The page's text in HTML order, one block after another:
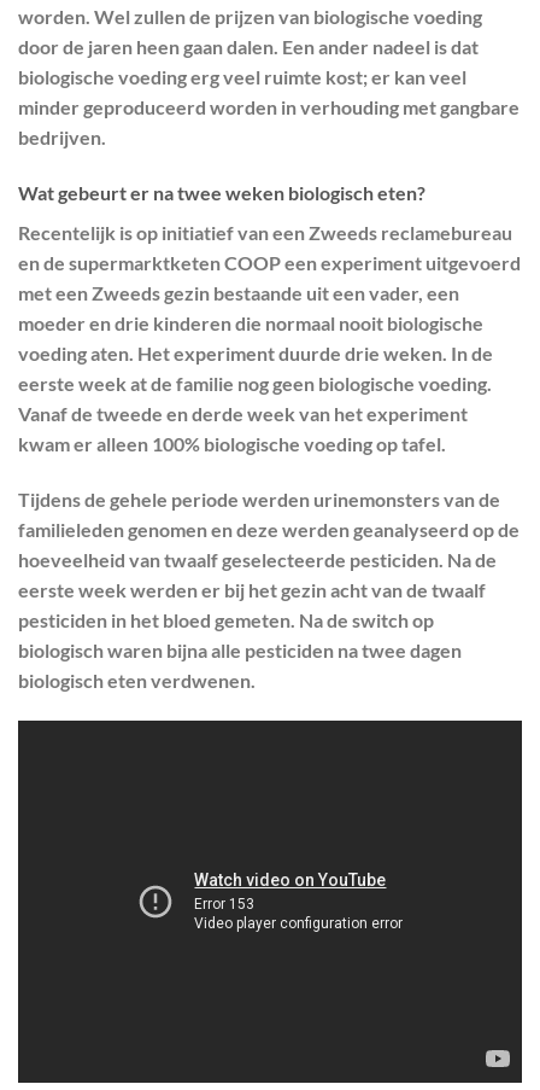
worden. Wel zullen de prijzen van biologische voeding
door de jaren heen gaan dalen. Een ander nadeel is dat
biologische voeding erg veel ruimte kost; er kan veel
minder geproduceerd worden in verhouding met gangbare
bedrijven.
Wat gebeurt er na twee weken biologisch eten?
Recentelijk is op initiatief van een Zweeds reclamebureau
en de supermarktketen COOP een experiment uitgevoerd
met een Zweeds gezin bestaande uit een vader, een
moeder en drie kinderen die normaal nooit biologische
voeding aten. Het experiment duurde drie weken. In de
eerste week at de familie nog geen biologische voeding.
Vanaf de tweede en derde week van het experiment
kwam er alleen 100% biologische voeding op tafel.
Tijdens de gehele periode werden urinemonsters van de
familieleden genomen en deze werden geanalyseerd op de
hoeveelheid van twaalf geselecteerde pesticiden. Na de
eerste week werden er bij het gezin acht van de twaalf
pesticiden in het bloed gemeten. Na de switch op
biologisch waren bijna alle pesticiden na twee dagen
biologisch eten verdwenen.